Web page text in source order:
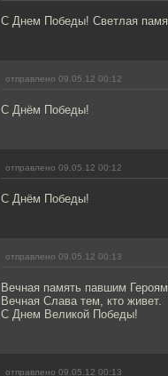
С Днем Победы! Светлая
отправлено 09.05.12 00:12
С Днём Победы!
отправлено 09.05.12 00:12
С Днём Победы!
отправлено 09.05.12 00:13
Вечная память павшим
Вечная Слава тем, кто живет.
С Днем Великой Победы!
отправлено 09.05.12 00:13